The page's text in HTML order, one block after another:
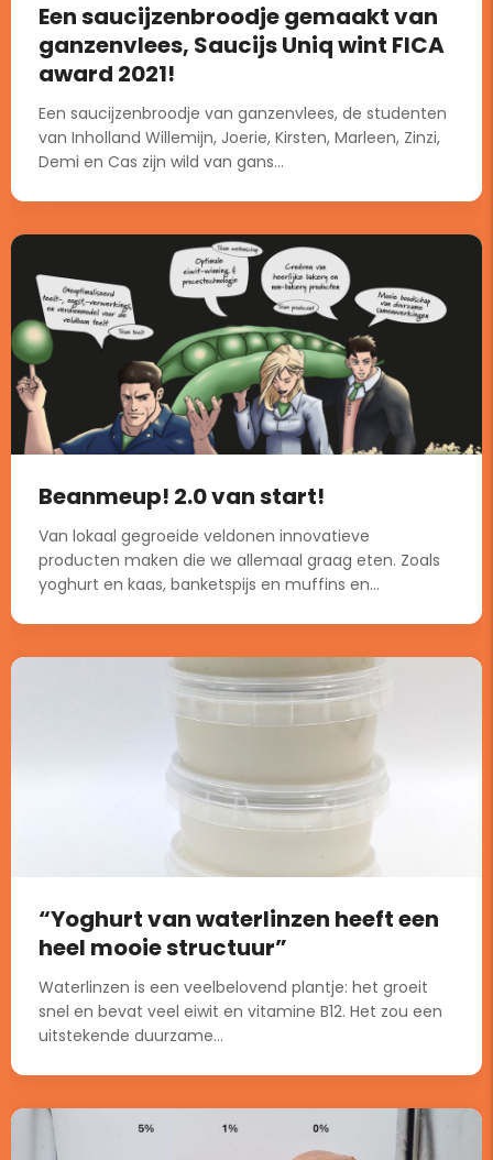
Een saucijzenbroodje gemaakt van
ganzenvlees, Saucijs Uniq wint FICA
award 2021!
Een saucijzenbroodje van ganzenvlees, de studenten
van Inholland Willemijn, Joerie, Kirsten, Marleen, Zinzi,
Demi en Cas zijn wild van gans...
Beanmeup! 2.0 van start!
Van lokaal gegroeide veldonen innovatieve
producten maken die we allemaal graag eten. Zoals
yoghurt en kaas, banketspijs en muffins en...
“Yoghurt van waterlinzen heeft een
heel mooie structuur”
Waterlinzen is een veelbelovend plantje: het groeit
snel en bevat veel eiwit en vitamine B12. Het zou een
uitstekende duurzame...